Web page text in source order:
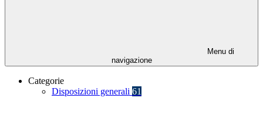
Menu di
navigazione
Categorie
Disposizioni generali 61